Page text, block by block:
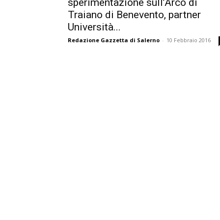
sperimentazione sull’Arco di
Traiano di Benevento, partner
Università...
Redazione Gazzetta di Salerno - 10 Febbraio 2016